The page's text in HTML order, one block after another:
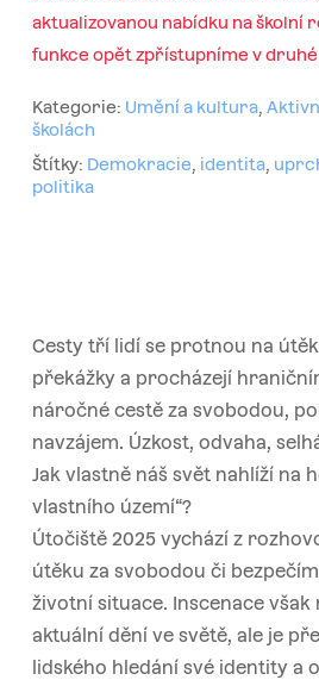
aktualizovanou nabídku na školní
funkce opět zpřístupníme v
Kategorie: Umění a kultura,
školách
Štítky: Demokracie, identita,
politika
Cesty tří lidí se protnou na
překážky a procházejí
náročné cestě za svobodou,
navzájem. Úzkost, odvaha,
Jak vlastně náš svět nahlíží na
vlastního území“?
Útočiště 2025 vychází z
útěku za svobodou či
životní situace. Inscenace
aktuální dění ve světě, ale je
lidského hledání své identity a